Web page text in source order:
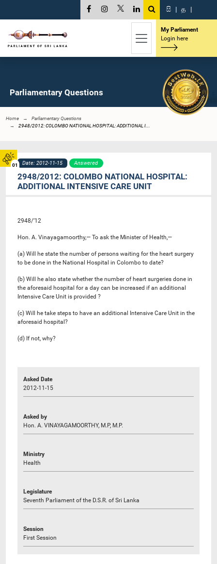
01
සි | த |
My Parliament
Login here
Parliamentary Questions
Home
Parliamentary Questions
2948/2012: COLOMBO NATIONAL HOSPITAL: ADDITIONAL I...
Date: 2012-11-15 Answered
2948/2012: COLOMBO NATIONAL HOSPITAL:
ADDITIONAL INTENSIVE CARE UNIT
2948/’12
Hon. A. Vinayagamoorthy,— To ask the Minister of Health,—
(a) Will he state the number of persons waiting for the heart surgery
to be done in the National Hospital in Colombo to date?
(b) Will he also state whether the number of heart surgeries done in
the aforesaid hospital for a day can be increased if an additional
Intensive Care Unit is provided ?
(c) Will he take steps to have an additional Intensive Care Unit in the
aforesaid hospital?
(d) If not, why?
Asked Date
2012-11-15
Asked by
Hon. A. VINAYAGAMOORTHY, M.P, M.P.
Ministry
Health
Legislature
Seventh Parliament of the D.S.R. of Sri Lanka
Session
First Session